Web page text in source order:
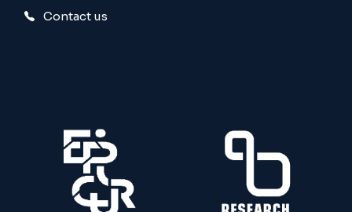
Contact us